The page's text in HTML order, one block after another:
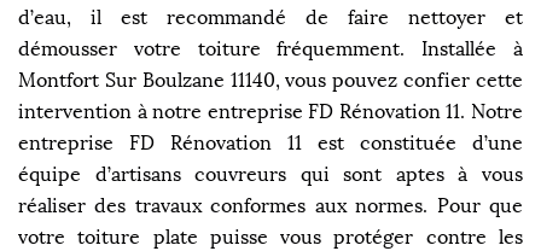
d’eau, il est recommandé de faire nettoyer et
démousser votre toiture fréquemment. Installée à
Montfort Sur Boulzane 11140, vous pouvez confier cette
intervention à notre entreprise FD Rénovation 11. Notre
entreprise FD Rénovation 11 est constituée d’une
équipe d’artisans couvreurs qui sont aptes à vous
réaliser des travaux conformes aux normes. Pour que
votre toiture plate puisse vous protéger contre les